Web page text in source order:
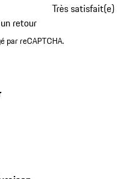
Très satisfait(e)
retour
par reCAPTCHA.